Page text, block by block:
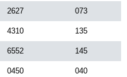
2627 073
4310 135
6552 145
0450 040